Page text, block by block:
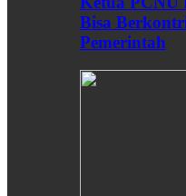
Bisa
Pemerintah